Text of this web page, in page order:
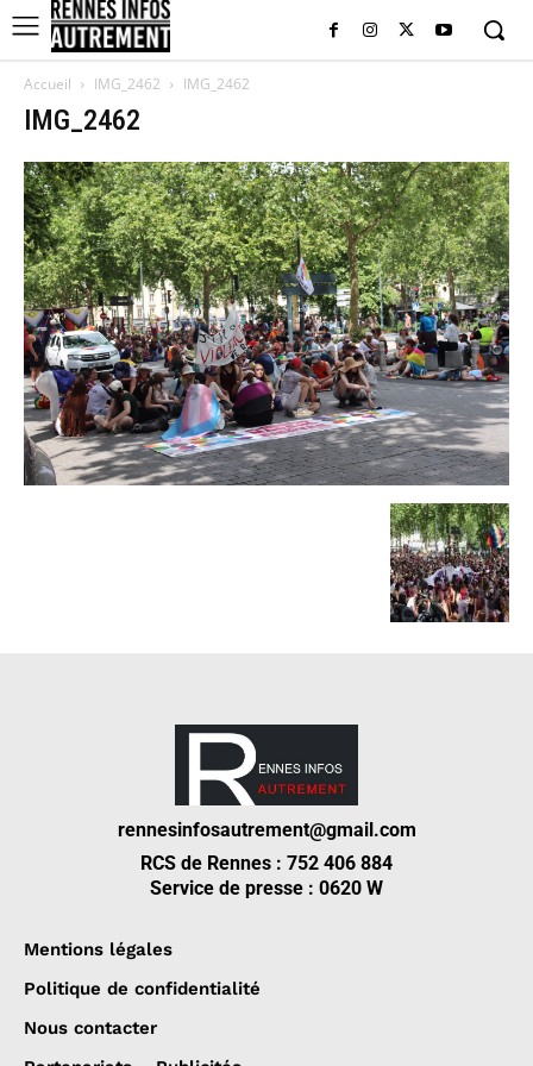
Accueil IMG_2462 IMG_2462
IMG_2462
rennesinfosautrement@gmail.com
RCS de Rennes : 752 406 884
Service de presse : 0620 W
Mentions légales
Politique de confidentialité
Nous contacter